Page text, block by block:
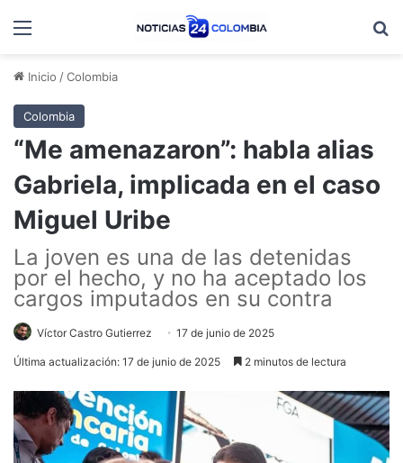
Menú
Inicio /Colombia
Colombia
“Me amenazaron”: habla alias
Gabriela, implicada en el caso
Miguel Uribe
La joven es una de las detenidas
por el hecho, y no ha aceptado los
cargos imputados en su contra
Víctor Castro Gutierrez 17 de junio de 2025
Última actualización: 17 de junio de 2025 2 minutos de lectura